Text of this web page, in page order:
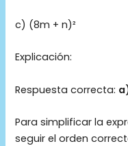
c) (8m + n)²
Explicación:
Respuesta correcta:
Para simplificar la
seguir el orden